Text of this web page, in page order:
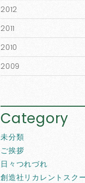
2012
2011
2010
2009
Category
未分類
ご挨拶
日々つれづれ
創造社リカレントスク